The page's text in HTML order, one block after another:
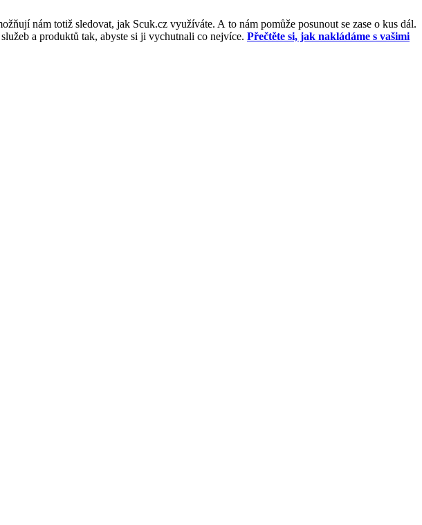
nám totiž sledovat, jak Scuk.cz využíváte. A to nám pomůže posunout se zase o kus dál.
a produktů tak, abyste si ji vychutnali co nejvíce. Přečtěte si, jak nakládáme s vašimi